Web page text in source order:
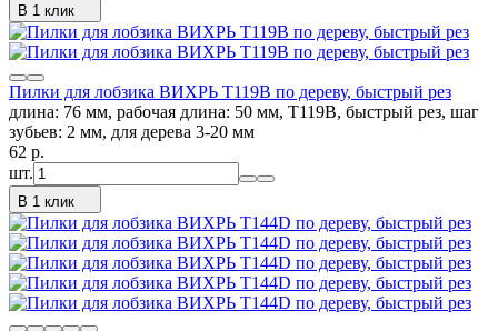
В 1 клик
Пилки для лобзика ВИХРЬ Т119В по дереву, быстрый рез
длина: 76 мм, рабочая длина: 50 мм, Т119В, быстрый рез, шаг
зубьев: 2 мм, для дерева 3-20 мм
62 p.
шт.
В 1 клик